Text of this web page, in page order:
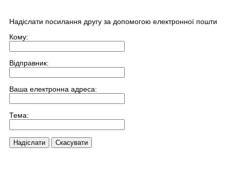
Надіслати посилання другу за допомогою електронної пошти
Кому:
Відправник:
Ваша електронна адреса:
Тема:
Надіслати Скасувати